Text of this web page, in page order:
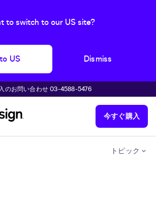
to switch to our US site?
US Dismiss
のお問い合わせ 03-4588-5476
今すぐ購入
トピック